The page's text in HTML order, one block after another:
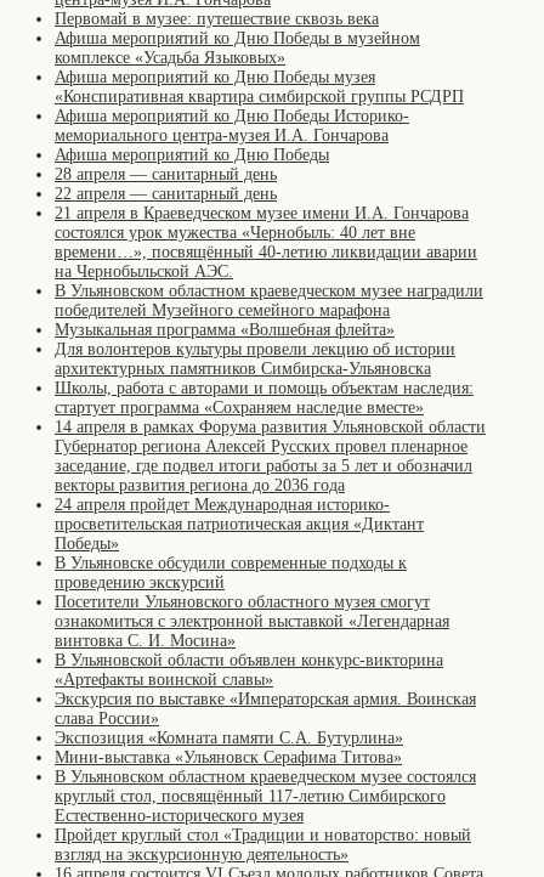
Первомай в музее: путешествие сквозь века
Афиша мероприятий ко Дню Победы в музейном
комплексе «Усадьба Языковых»
Афиша мероприятий ко Дню Победы музея
«Конспиративная квартира симбирской группы РСДРП
Афиша мероприятий ко Дню Победы Историко-
мемориального центра-музея И.А. Гончарова
Афиша мероприятий ко Дню Победы
28 апреля — санитарный день
22 апреля — санитарный день
21 апреля в Краеведческом музее имени И.А. Гончарова
состоялся урок мужества «Чернобыль: 40 лет вне
времени…», посвящённый 40-летию ликвидации аварии
на Чернобыльской АЭС.
В Ульяновском областном краеведческом музее наградили
победителей Музейного семейного марафона
Музыкальная программа «Волшебная флейта»
Для волонтеров культуры провели лекцию об истории
архитектурных памятников Симбирска-Ульяновска
Школы, работа с авторами и помощь объектам наследия:
стартует программа «Сохраняем наследие вместе»
14 апреля в рамках Форума развития Ульяновской области
Губернатор региона Алексей Русских провел пленарное
заседание, где подвел итоги работы за 5 лет и обозначил
векторы развития региона до 2036 года
24 апреля пройдет Международная историко-
просветительская патриотическая акция «Диктант
Победы»
В Ульяновске обсудили современные подходы к
проведению экскурсий
Посетители Ульяновского областного музея смогут
ознакомиться с электронной выставкой «Легендарная
винтовка С. И. Мосина»
В Ульяновской области объявлен конкурс-викторина
«Артефакты воинской славы»
Экскурсия по выставке «Императорская армия. Воинская
слава России»
Экспозиция «Комната памяти С.А. Бутурлина»
Мини-выставка «Ульяновск Серафима Титова»
В Ульяновском областном краеведческом музее состоялся
круглый стол, посвящённый 117-летию Симбирского
Естественно-исторического музея
Пройдет круглый стол «Традиции и новаторство: новый
взгляд на экскурсионную деятельность»